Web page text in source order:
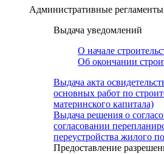
Административные регламенты
Выдача уведомлений
О начале
Об окончании
Выдача акта
основных работ по
материнского капитала)
Выдача решения о
согласовании
переустройства жилого
Предоставление